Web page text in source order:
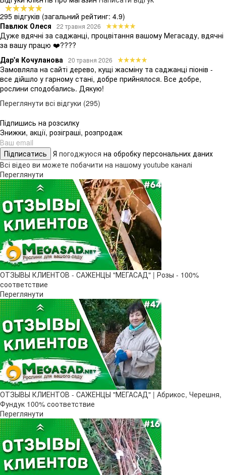
295 відгуків (загальний рейтинг: 4.9)
Павлюк Олеся
22 травня 2026
Дуже вдячні за саджанці, процвітання вашому Мегасаду, вдячні
за вашу працю ❤️????
Дар'я Кочуланова
20 травня 2026
Замовляла на сайті дерево, кущі жасміну та саджанці піонів -
все дійшло у гарному стані, добре прийнялося. Все добре,
рослини сподобались. Дякую!
Переглянути всі відгуки (295)
Підпишись на розсилку
Знижки, акції, розіграші, розпродаж
Підписатись Я погоджуюся на обробку персональних даних
Всі відео ви можете побачити на нашому youtube каналі
Переглянути
ОТЗЫВЫ КЛИЕНТОВ - САЖЕНЦЫ "МЕГАСАД" | Розы - 100%
соответствие
Переглянути
ОТЗЫВЫ КЛИЕНТОВ - САЖЕНЦЫ "МЕГАСАД" | Абрикос, Черешня,
Фундук 100% соответствие
Переглянути